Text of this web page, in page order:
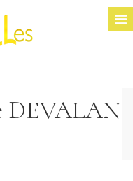
DEVALAN